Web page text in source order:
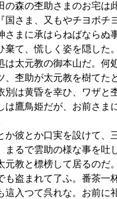
の森の杢助さまのお宅は
国さま、又もやチヨボチ
さまに承はらねばならぬ
棄て、慌しく姿を隠した
は太元教の御本山だ。何
、杢助が太元教を樹て
は黄昏を幸ひ、ワザと
は鷹鳥姫だが、お前さ
か彼とか口実を設けて
まるで雲助の様な事を吐
元教と標榜して居るのだ
も盗まれて了ふ。番茶一
這入つて呉れな。お前に